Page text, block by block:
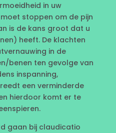
in uw
stoppen om de pijn
is de kans groot dat u
heeft. De klachten
in de
benen ten gevolge van
inspanning,
een verminderde
hierdoor komt er te
gaan bij claudicatio